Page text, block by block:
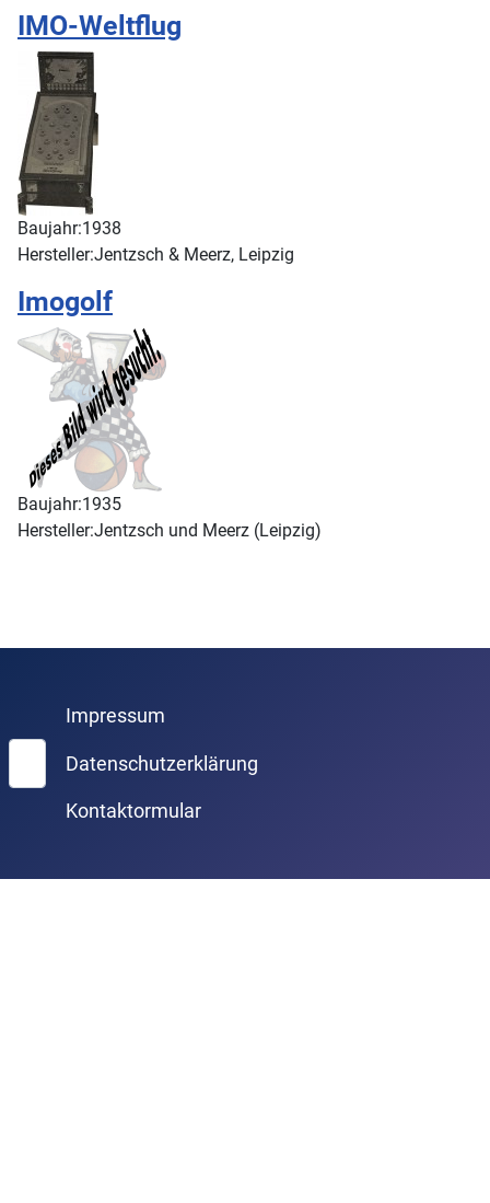
IMO-Weltflug
Baujahr:1938
Hersteller:Jentzsch & Meerz, Leipzig
Imogolf
Baujahr:1935
Hersteller:Jentzsch und Meerz (Leipzig)
Suchen
Impressum
Datenschutzerklärung
Kontaktormular